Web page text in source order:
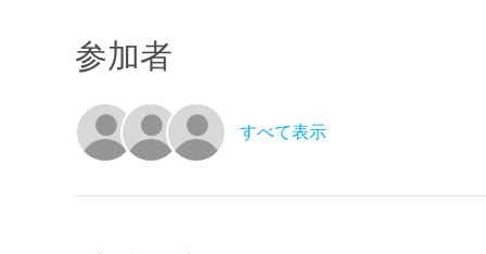
参加者
すべて表示